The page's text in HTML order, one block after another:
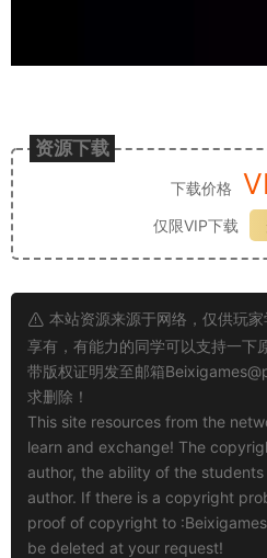
资源下载
下载价格
仅限VIP下载
本站资源来源于网络，仅供玩
享有，有能力的同学可以支持一下
带版权证明发至邮箱
求删除！
This site resources from the
learn and exchange! The
author, the ability of the
author. If there is a copyright
proof of copyright to :
be deleted at your request!